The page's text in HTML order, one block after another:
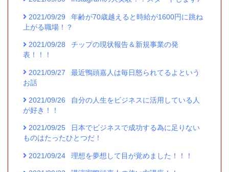
2021/09/29
年齢が70歳越えると時給が1600円に跳ね
上がる職場！？
2021/09/28
チップの現状報告＆新規事業の発
表！！！
2021/09/27
最近鴨頭嘉人は毎日怒られてるよという
お話
2021/09/26
自分の人生をビジネスに活用している人
が好き！！
2021/09/25
日本でビジネスで成功する為に足りない
ものはたったひとつだ！
2021/09/24 理想を夢想して目が覚めました！！！